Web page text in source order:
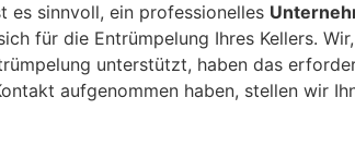
es sinnvoll, ein professionelles
für die Entrümpelung Ihres Kellers.
unterstützt, haben das
aufgenommen haben, stellen wir